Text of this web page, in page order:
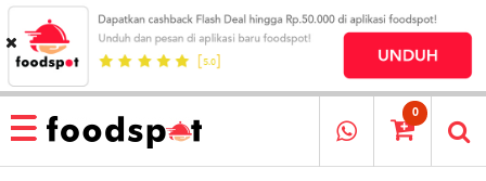
HOME
MENU
RESTAURANT
0